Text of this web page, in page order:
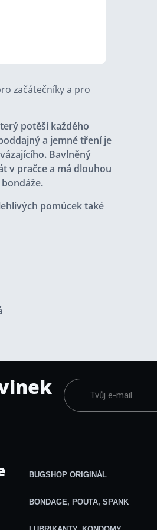
začátečníky a pro
potěší každého
a jemné tření je
Bavlněný
v pračce a má dlouhou
pomůcek také
BUGSHOP ORIGINÁL
BONDAGE, POUTA, SPANK